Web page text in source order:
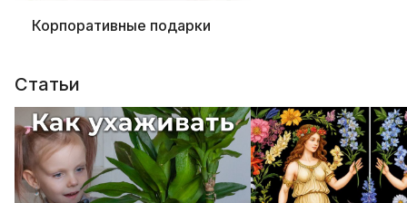
Корпоративные подарки
Статьи